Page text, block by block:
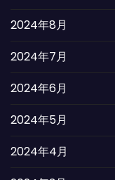
2024年8月
2024年7月
2024年6月
2024年5月
2024年4月